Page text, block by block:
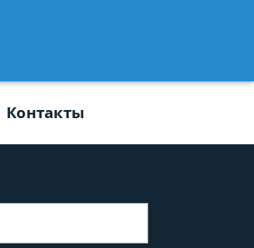
Контакты